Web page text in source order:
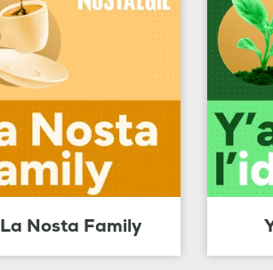
La Nosta Family